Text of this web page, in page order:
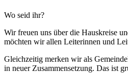
Wo seid ihr?
Wir freuen uns über die Hauskreise
möchten wir allen Leiterinnen und
Gleichzeitig merken wir als
in neuer Zusammensetzung. Das ist